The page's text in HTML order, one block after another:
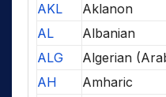
AKL
Aklanon
AL
Albanian
ALG
Algerian
AH
Amharic